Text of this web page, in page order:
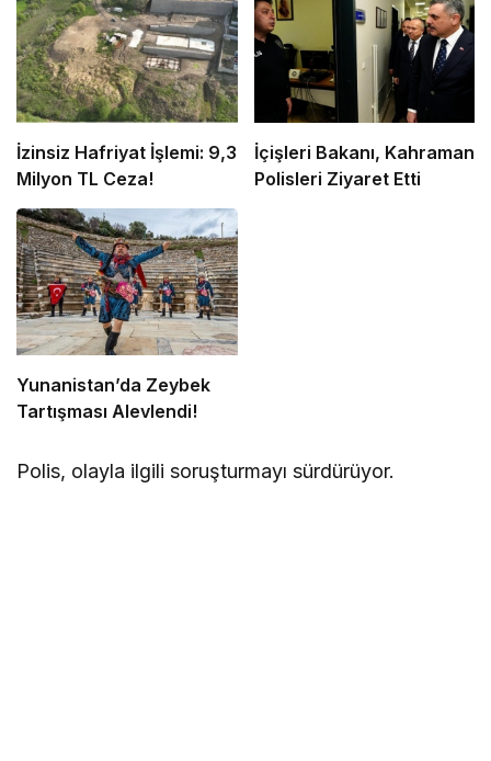
İzinsiz Hafriyat İşlemi: 9,3
Milyon TL Ceza!
İçişleri Bakanı, Kahraman
Polisleri Ziyaret Etti
Yunanistan’da Zeybek
Tartışması Alevlendi!
Polis, olayla ilgili soruşturmayı sürdürüyor.